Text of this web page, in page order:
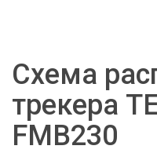
Схема
трекера
FMB230